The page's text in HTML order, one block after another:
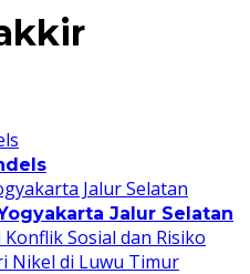
Jalur Selatan